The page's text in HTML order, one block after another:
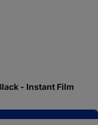
- Instant Film